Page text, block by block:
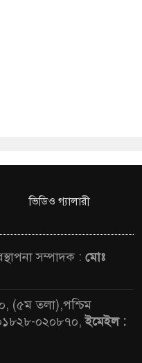
ভিডিও গ্যালারী
সম্পাদক : মোঃ
(৫ম তলা),পশ্চিম
০২০৮৭০,ইমেইল :